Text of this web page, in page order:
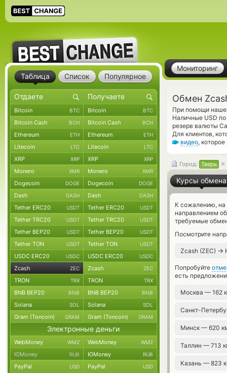
Мониторинг
Обмен
При помощи
Наличные USD
резерв валюты
Для клиентов,
видео,
Город: Тверь
Курсы обмена
К сожалению, на
направлением
требуемые
Посмотрите
Zcash (ZEC) →
Попробуйте
есть
Москва — 162
Санкт-
Минск — 620
Таллин — 713
Казань — 823
Таблица Список Популярное
Bitcoin BTC Bitcoin BTC
Bitcoin Cash BCH Bitcoin Cash BCH
Ethereum ETH Ethereum ETH
Litecoin LTC Litecoin LTC
XRP XRP XRP XRP
Monero XMR Monero XMR
Dogecoin DOGE Dogecoin DOGE
Dash DASH Dash DASH
Tether ERC20 USDT Tether ERC20 USDT
Tether TRC20 USDT Tether TRC20 USDT
Tether BEP20 USDT Tether BEP20 USDT
Tether TON USDT Tether TON USDT
USDC ERC20 USDC USDC ERC20 USDC
Zcash ZEC Zcash ZEC
TRON TRX TRON TRX
BNB BEP20 BNB BNB BEP20 BNB
Solana SOL Solana SOL
Gram (Toncoin) GRAM Gram (Toncoin) GRAM
Электронные деньги
WebMoney WMZ WebMoney WMZ
ЮMoney RUB ЮMoney RUB
PayPal USD PayPal USD